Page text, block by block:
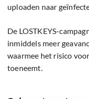
uploaden naar
De LOSTKEYS-
inmiddels meer
waarmee het risico
toeneemt.